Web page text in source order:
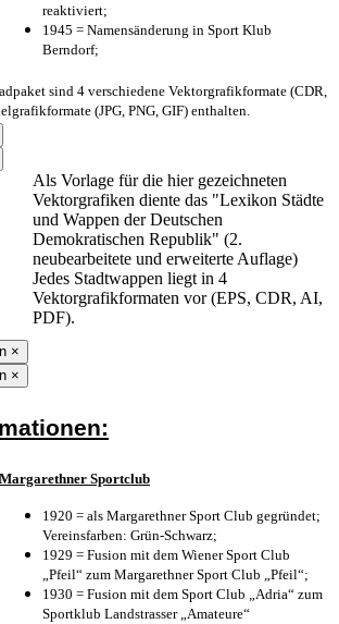
reaktiviert;
1945 = Namensänderung in Sport Klub
Berndorf;
sind 4 verschiedene Vektorgrafikformate (CDR,
(JPG, PNG, GIF) enthalten.
Als Vorlage für die hier gezeichneten
Vektorgrafiken diente das "Lexikon Städte
und Wappen der Deutschen
Demokratischen Republik" (2.
neubearbeitete und erweiterte Auflage)
Jedes Stadtwappen liegt in 4
Vektorgrafikformaten vor (EPS, CDR, AI,
PDF).
×
×
Margarethner Sportclub
1920 = als Margarethner Sport Club gegründet;
Vereinsfarben: Grün-Schwarz;
1929 = Fusion mit dem Wiener Sport Club
„Pfeil“ zum Margarethner Sport Club „Pfeil“;
1930 = Fusion mit dem Sport Club „Adria“ zum
Sportklub Landstrasser „Amateure“